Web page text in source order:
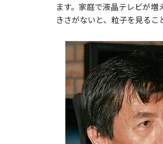
ます。家庭で液晶テレビが
きさがないと、粒子を見るこ